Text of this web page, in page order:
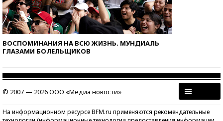
ВОСПОМИНАНИЯ НА ВСЮ ЖИЗНЬ. МУНДИАЛЬ
ГЛАЗАМИ БОЛЕЛЬЩИКОВ
© 2007 — 2026 ООО «Медиа новости»
На информационном ресурсе BFM.ru применяются рекомендательные